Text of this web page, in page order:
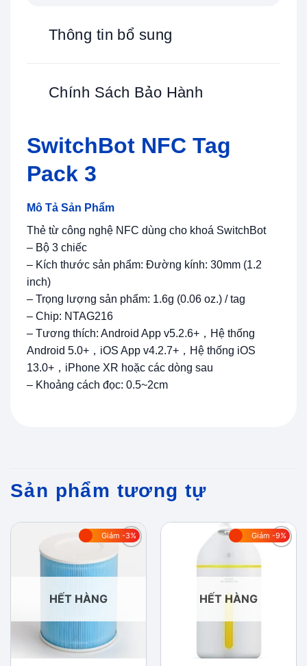
Thông tin bổ sung
Chính Sách Bảo Hành
SwitchBot NFC Tag
Pack 3
Mô Tả Sản Phẩm
Thẻ từ công nghệ NFC dùng cho khoá SwitchBot
– Bộ 3 chiếc
– Kích thước sản phẩm: Đường kính: 30mm (1.2
inch)
– Trọng lượng sản phẩm: 1.6g (0.06 oz.) / tag
– Chip: NTAG216
– Tương thích: Android App v5.2.6+，Hệ thống
Android 5.0+，iOS App v4.2.7+，Hệ thống iOS
13.0+，iPhone XR hoặc các dòng sau
– Khoảng cách đọc: 0.5~2cm
Sản phẩm tương tự
Giảm -3%
Add to
HẾT HÀNG
Giảm -9%
wishlist
HẾT HÀNG